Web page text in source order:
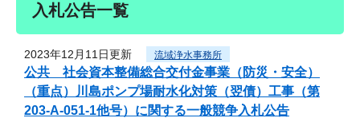
入札公告一覧
2023年12月11日更新 流域浄水事務所
公共 社会資本整備総合交付金事業（防災・安全）
（重点）川島ポンプ場耐水化対策（翌債）工事（第
203-A-051-1他号）に関する一般競争入札公告